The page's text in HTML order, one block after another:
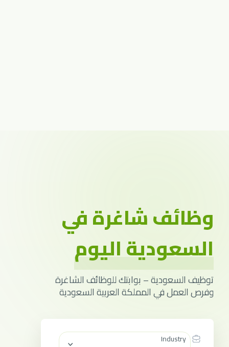
وظائف شاغرة في
السعودية اليوم
توظيف السعودية – بوابتك للوظائف الشاغرة
وفرص العمل في المملكة العربية السعودية
Industry